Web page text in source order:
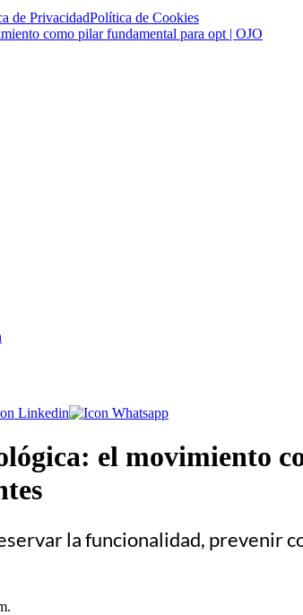
de PrivacidadPolítica de Cookies
el movimiento
la funcionalidad, prevenir